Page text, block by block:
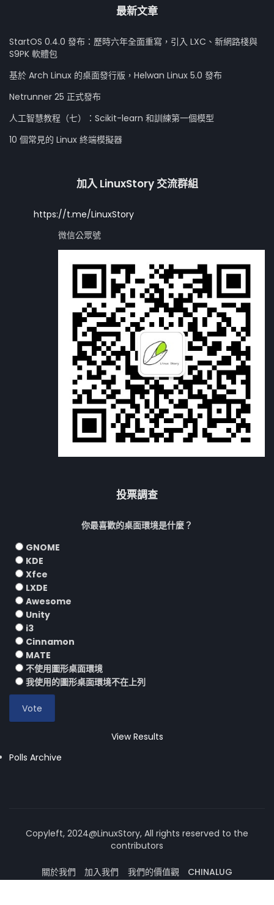
最新文章
StartOS 0.4.0 發布：歷時六年全面重寫，引入 LXC、新網路棧與
S9PK 軟體包
基於 Arch Linux 的桌面發行版，Helwan Linux 5.0 發布
Netrunner 25 正式發布
人工智慧教程（七）：Scikit-learn 和訓練第一個模型
10 個常見的 Linux 終端模擬器
加入 LinuxStory 交流群組
https://t.me/LinuxStory
微信公眾號
投票調查
你最喜歡的桌面環境是什麼？
GNOME
KDE
Xfce
LXDE
Awesome
Unity
i3
Cinnamon
MATE
不使用圖形桌面環境
我使用的圖形桌面環境不在上列
View Results
Polls Archive
Copyleft, 2024@LinuxStory, All rights reserved to the
contributors
關於我們 加入我們 我們的價值觀
CHINALUG